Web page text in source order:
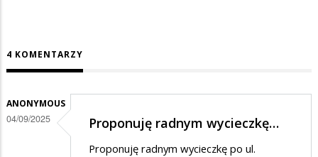
4 KOMENTARZY
ANONYMOUS
04/09/2025 Proponuję radnym wycieczkę…
Proponuję radnym wycieczkę po ul.